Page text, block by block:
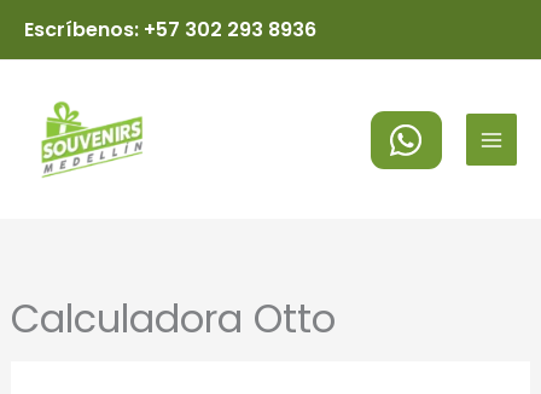
Escríbenos: +57 302 293 8936
Calculadora Otto